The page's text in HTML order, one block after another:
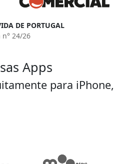
DE PORTUGAL
n° 24/26
Apps
para iPhone,